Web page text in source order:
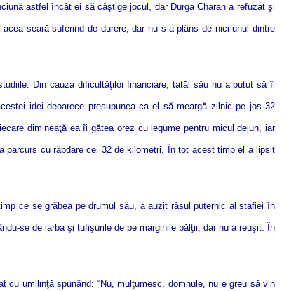
astfel încât ei să câştige jocul, dar Durga Charan a refuzat şi
seară suferind de durere, dar nu s-a plâns de nici unul dintre
Din cauza dificultăţilor financiare, tatăl său nu a putut să îl
idei deoarece presupunea ca el să meargă zilnic pe jos 32
dimineaţă ea îi gătea orez cu legume pentru micul dejun, iar
parcurs cu răbdare cei 32 de kilometri. În tot acest timp el a lipsit
ce se grăbea pe drumul său, a auzit râsul puternic al stafiei în
se de iarba şi tufişurile de pe marginile bălţii, dar nu a reuşit. În
cu umilinţă spunând: “Nu, mulţumesc, domnule, nu e greu să vin